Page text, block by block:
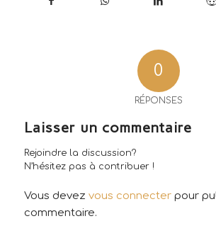
0
RÉPONSES
Laisser un commentaire
Rejoindre la discussion?
N’hésitez pas à contribuer !
Vous devez vous connecterpour
commentaire.